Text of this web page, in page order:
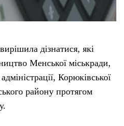
дізнатися, які
Менської міськради,
Корюківської
району протягом